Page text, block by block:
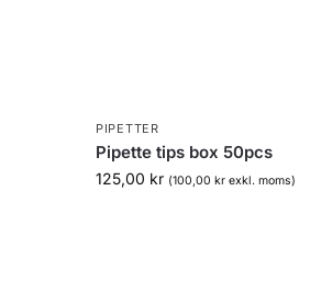
PIPETTER
Pipette tips box 50pcs
125,00 kr (100,00 kr exkl. moms)